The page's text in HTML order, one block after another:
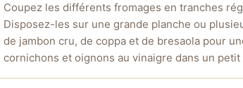
Coupez les différents fromages en tranches
Disposez-les sur une grande planche ou
de jambon cru, de coppa et de bresaola pour
cornichons et oignons au vinaigre dans un petit